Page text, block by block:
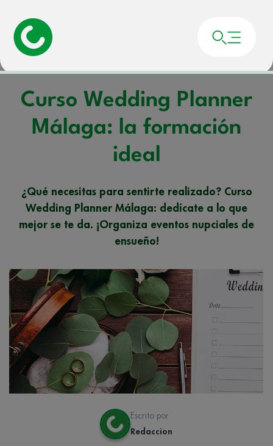
Portada»
Curso Wedding Planner
Málaga: la formación
ideal
¿Qué necesitas para sentirte realizado? Curso
Wedding Planner Málaga: dedícate a lo que
mejor se te da. ¡Organiza eventos nupciales de
ensueño!
Escrito por
Redaccion